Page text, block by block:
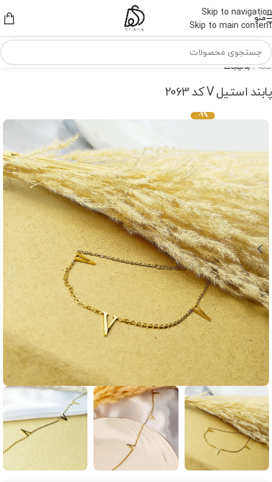
Skip to navigation
Skip to main content
منو
خانه بدلیجات
پابند استیل V کد 2063
-9%